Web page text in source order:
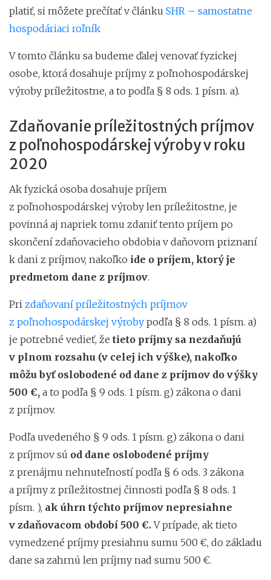
platiť, si môžete prečítať v článku SHR – samostatne
hospodáriaci roľník
V tomto článku sa budeme ďalej venovať fyzickej
osobe, ktorá dosahuje príjmy z poľnohospodárskej
výroby príležitostne, a to podľa § 8 ods. 1 písm. a).
Zdaňovanie príležitostných príjmov
z poľnohospodárskej výroby v roku
2020
Ak fyzická osoba dosahuje príjem
z poľnohospodárskej výroby len príležitostne, je
povinná aj napriek tomu zdaniť tento príjem po
skončení zdaňovacieho obdobia v daňovom priznaní
k dani z príjmov, nakoľko ide o príjem, ktorý je
predmetom dane z príjmov.
Pri zdaňovaní príležitostných príjmov
z poľnohospodárskej výroby podľa § 8 ods. 1 písm. a)
je potrebné vedieť, že tieto príjmy sa nezdaňujú
v plnom rozsahu (v celej ich výške), nakoľko
môžu byť oslobodené od dane z príjmov do výšky
500 €, a to podľa § 9 ods. 1 písm. g) zákona o dani
z príjmov.
Podľa uvedeného § 9 ods. 1 písm. g) zákona o dani
z príjmov sú od dane oslobodené príjmy
z prenájmu nehnuteľností podľa § 6 ods. 3 zákona
a príjmy z príležitostnej činnosti podľa § 8 ods. 1
písm. ), ak úhrn týchto príjmov nepresiahne
v zdaňovacom období 500 €.V prípade, ak tieto
vymedzené príjmy presiahnu sumu 500 €, do základu
dane sa zahrnú len príjmy nad sumu 500 €.